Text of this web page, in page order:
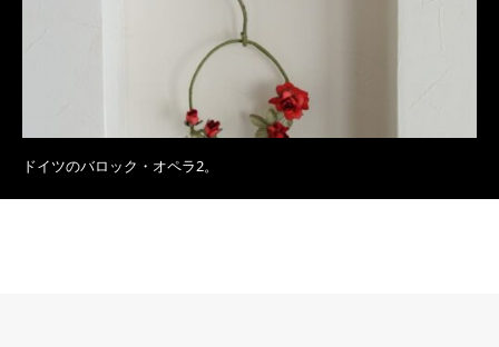
ドイツのバロック・オペラ2。